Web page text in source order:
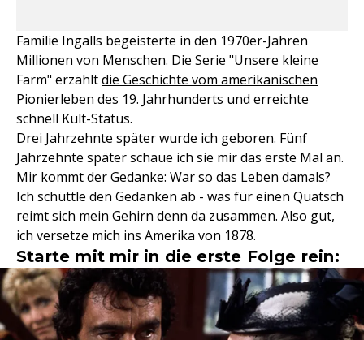
Familie Ingalls begeisterte in den 1970er-Jahren
Millionen von Menschen. Die Serie "Unsere kleine
Farm" erzähltdie Geschichte vom amerikanischen
Pionierleben des 19. Jahrhunderts und erreichte
schnell Kult-Status.
Drei Jahrzehnte später wurde ich geboren. Fünf
Jahrzehnte später schaue ich sie mir das erste Mal an.
Mir kommt der Gedanke: War so das Leben damals?
Ich schüttle den Gedanken ab - was für einen Quatsch
reimt sich mein Gehirn denn da zusammen. Also gut,
ich versetze mich ins Amerika von 1878.
Starte mit mir in die erste Folge rein: